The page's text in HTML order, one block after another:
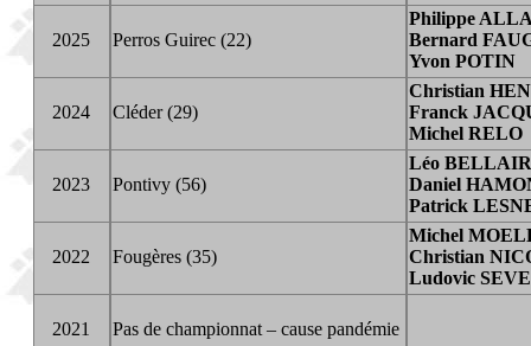
2025 Perros Guirec (22)
Philippe
Bernard
Yvon POTIN
2024 Cléder (29)
Christian
Franck
Michel RELO
2023 Pontivy (56)
Léo
Daniel
Patrick
2022 Fougères (35)
Michel
Christian
Ludovic
2021 Pas de championnat – cause pandémie